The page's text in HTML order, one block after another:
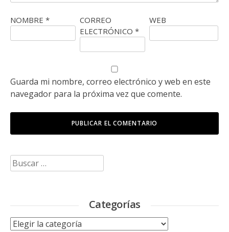
NOMBRE *
CORREO
ELECTRÓNICO *
WEB
Guarda mi nombre, correo electrónico y web en este
navegador para la próxima vez que comente.
Buscar:
Categorías
Categorías